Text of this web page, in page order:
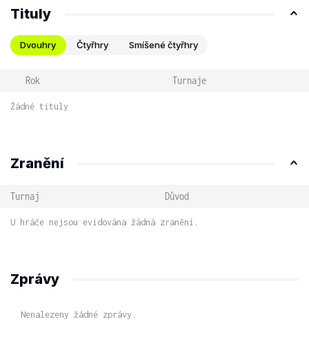
Tituly
Dvouhry Čtyřhry Smíšené čtyřhry
Rok Turnaje
Žádné tituly
Zranění
Turnaj Důvod
U hráče nejsou evidována žádná zranění.
Zprávy
Nenalezeny žádné zprávy.